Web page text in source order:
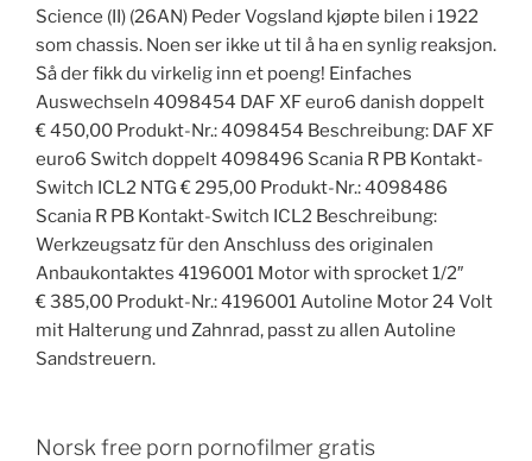
Science (II) (26AN) Peder Vogsland kjøpte bilen i 1922
som chassis. Noen ser ikke ut til å ha en synlig reaksjon.
Så der fikk du virkelig inn et poeng! Einfaches
Auswechseln 4098454 DAF XF euro6 danish doppelt
€ 450,00 Produkt-Nr.: 4098454 Beschreibung: DAF XF
euro6 Switch doppelt 4098496 Scania R PB Kontakt-
Switch ICL2 NTG € 295,00 Produkt-Nr.: 4098486
Scania R PB Kontakt-Switch ICL2 Beschreibung:
Werkzeugsatz für den Anschluss des originalen
Anbaukontaktes 4196001 Motor with sprocket 1/2″
€ 385,00 Produkt-Nr.: 4196001 Autoline Motor 24 Volt
mit Halterung und Zahnrad, passt zu allen Autoline
Sandstreuern.
Norsk free porn pornofilmer gratis